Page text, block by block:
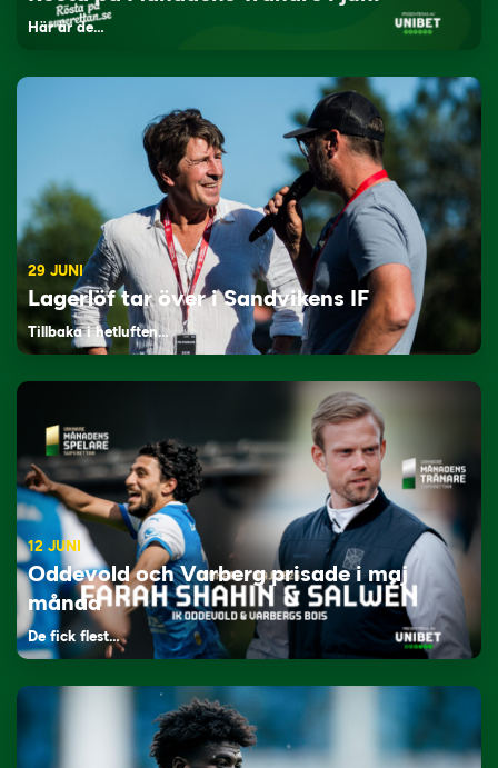
Här är de…
29 JUNI
Lagerlöf tar över i Sandvikens IF
Tillbaka i hetluften…
12 JUNI
Oddevold och Varberg prisade i maj
månad
De fick flest…